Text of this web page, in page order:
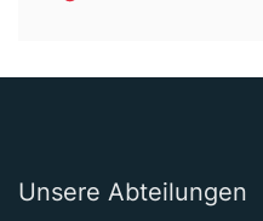
Unsere Abteilungen